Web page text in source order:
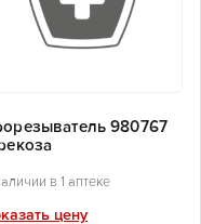
980767
в 1 аптеке
цену